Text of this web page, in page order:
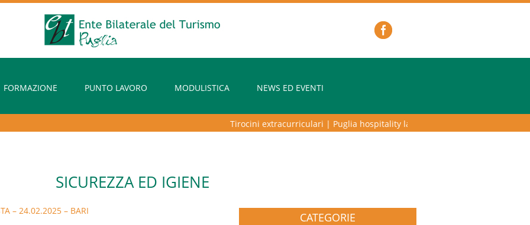
FORMAZIONE PUNTO LAVORO MODULISTICA
NEWS ED EVENTI
Tirocini extracurriculari|Puglia hospitality lab – programma di alta
SICUREZZA ED IGIENE
– 24.02.2025 – BARI CATEGORIE